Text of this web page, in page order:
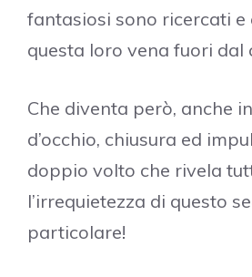
fantasiosi sono ricercati
questa loro vena fuori dal
Che diventa però, anche
d’occhio, chiusura ed
doppio volto che rivela
l’irrequietezza di questo
particolare!